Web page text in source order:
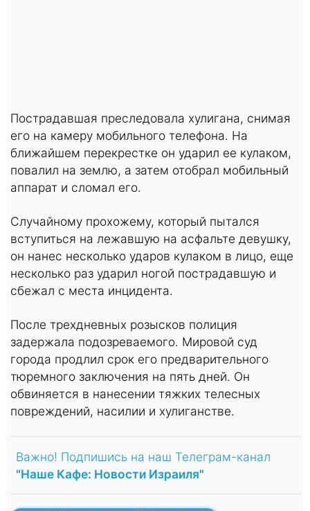
Пострадавшая преследовала хулигана, снимая
его на камеру мобильного телефона. На
ближайшем перекрестке он ударил ее кулаком,
повалил на землю, а затем отобрал мобильный
аппарат и сломал его.
Случайному прохожему, который пытался
вступиться на лежавшую на асфальте девушку,
он нанес несколько ударов кулаком в лицо, еще
несколько раз ударил ногой пострадавшую и
сбежал с места инцидента.
После трехдневных розысков полиция
задержала подозреваемого. Мировой суд
города продлил срок его предварительного
тюремного заключения на пять дней. Он
обвиняется в нанесении тяжких телесных
повреждений, насилии и хулиганстве.
Важно! Подпишись на наш Телеграм-канал
"Наше Кафе: Новости Израиля"